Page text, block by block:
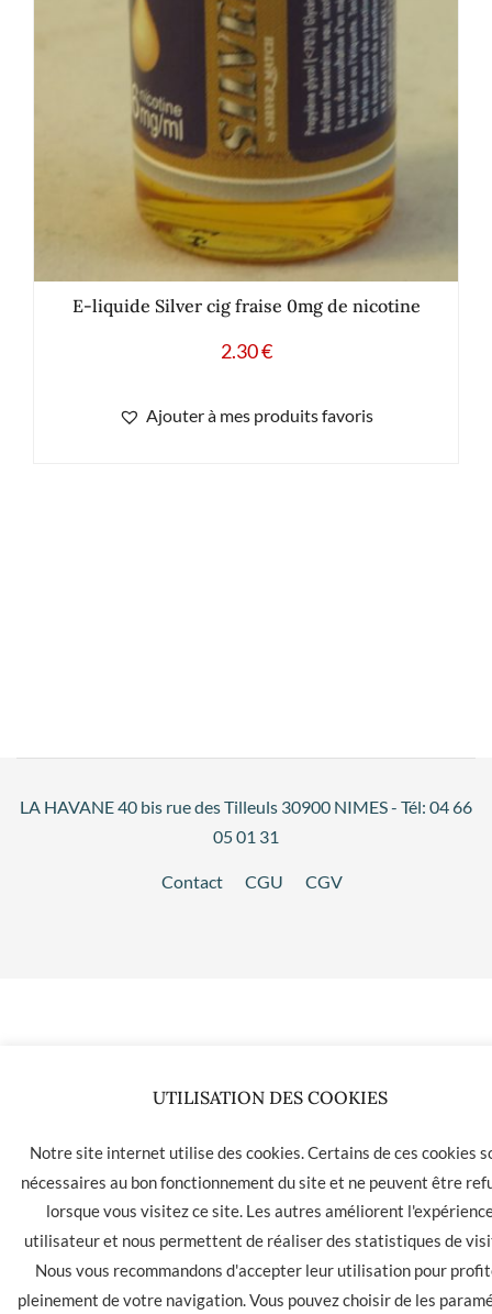
E-liquide Silver cig fraise 0mg de nicotine
2.30€
Ajouter à mes produits favoris
LA HAVANE 40 bis rue des Tilleuls 30900 NIMES - Tél: 04 66
05 01 31
Contact CGU CGV
UTILISATION DES COOKIES
Notre site internet utilise des cookies. Certains de ces cookies
nécessaires au bon fonctionnement du site et ne peuvent être
lorsque vous visitez ce site. Les autres améliorent
utilisateur et nous permettent de réaliser des statistiques de
Nous vous recommandons d'accepter leur utilisation pour
pleinement de votre navigation. Vous pouvez choisir de les